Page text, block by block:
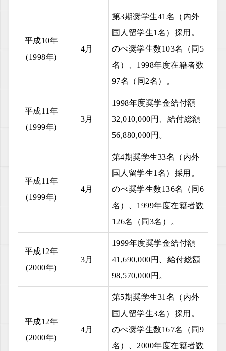
平成10年
(1998年)
4月
第3期奨学生41名（内外
国人留学生1名）採用。
のべ奨学生数103名（同5
名）、1998年度在籍者数
97名（同2名）。
平成11年
(1999年)
3月
1998年度奨学金給付額
32,010,000円、給付総額
56,880,000円。
平成11年
(1999年)
4月
第4期奨学生33名（内外
国人留学生1名）採用。
のべ奨学生数136名（同6
名）、1999年度在籍者数
126名（同3名）。
平成12年
(2000年)
3月
1999年度奨学金給付額
41,690,000円、給付総額
98,570,000円。
平成12年
(2000年)
4月
第5期奨学生31名（内外
国人留学生3名）採用。
のべ奨学生数167名（同9
名）、2000年度在籍者数